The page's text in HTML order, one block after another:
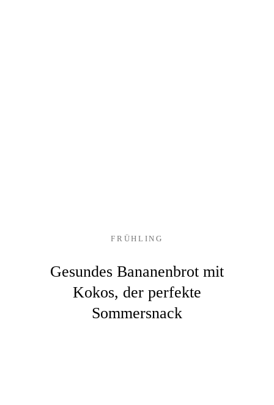
FRÜHLING
Gesundes Bananenbrot mit
Kokos, der perfekte
Sommersnack